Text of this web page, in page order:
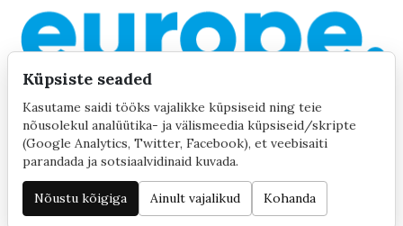
©2020 by Yana Toom Küpsiste seaded
Küpsiste seaded
Kasutame saidi tööks vajalikke küpsiseid ning teie
nõusolekul analüütika- ja välismeedia küpsiseid/skripte
(Google Analytics, Twitter, Facebook), et veebisaiti
parandada ja sotsiaalvidinaid kuvada.
Nõustu kõigiga Ainult vajalikud Kohanda